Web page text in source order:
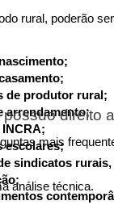
rural, poderão
de produtor rural;
arrendamento;
escolares;
sindicatos
direito
mais
análise técnica.